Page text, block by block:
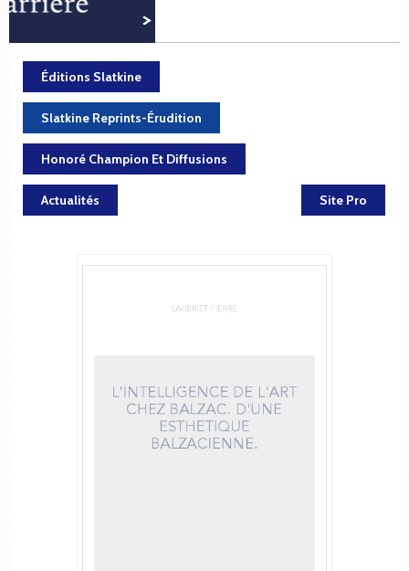
Éditions Slatkine
Slatkine Reprints-Érudition
Honoré Champion Et Diffusions
Actualités Site Pro